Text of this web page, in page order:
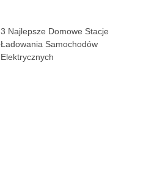
3 Najlepsze Domowe Stacje
Ładowania Samochodów
Elektrycznych